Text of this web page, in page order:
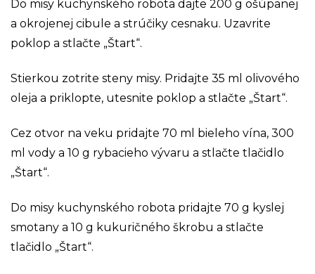
Do misy kuchynského robota dajte 200 g ošúpanej
a okrojenej cibule a strúčiky cesnaku. Uzavrite
poklop a stlačte „Štart“.
Stierkou zotrite steny misy. Pridajte 35 ml olivového
oleja a priklopte, utesnite poklop a stlačte „Štart“.
Cez otvor na veku pridajte 70 ml bieleho vína, 300
ml vody a 10 g rybacieho vývaru a stlačte tlačidlo
„Štart“.
Do misy kuchynského robota pridajte 70 g kyslej
smotany a 10 g kukuričného škrobu a stlačte
tlačidlo „Štart“.